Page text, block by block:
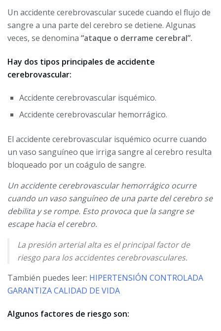
Un accidente cerebrovascular sucede cuando el flujo de
sangre a una parte del cerebro se detiene. Algunas
veces, se denomina “ataque o derrame cerebral”.
Hay dos tipos principales de accidente
cerebrovascular:
Accidente cerebrovascular isquémico.
Accidente cerebrovascular hemorrágico.
El accidente cerebrovascular isquémico ocurre cuando
un vaso sanguíneo que irriga sangre al cerebro resulta
bloqueado por un coágulo de sangre.
Un accidente cerebrovascular hemorrágico ocurre
cuando un vaso sanguíneo de una parte del cerebro se
debilita y se rompe. Esto provoca que la sangre se
escape hacia el cerebro.
La presión arterial alta es el principal factor de
riesgo para los accidentes cerebrovasculares.
También puedes leer: HIPERTENSIÓN CONTROLADA
GARANTIZA CALIDAD DE VIDA
Algunos factores de riesgo son: